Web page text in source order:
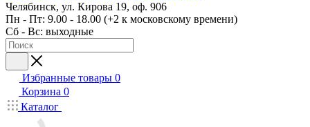
Челябинск, ул. Кирова 19, оф. 906
Пн - Пт: 9.00 - 18.00 (+2 к московскому времени)
Сб - Вс: выходные
Избранные товары 0
Корзина 0
Каталог